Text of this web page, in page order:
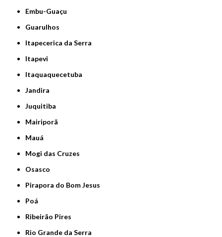
Embu-Guaçu
Guarulhos
Itapecerica da Serra
Itapevi
Itaquaquecetuba
Jandira
Juquitiba
Mairiporã
Mauá
Mogi das Cruzes
Osasco
Pirapora do Bom Jesus
Poá
Ribeirão Pires
Rio Grande da Serra